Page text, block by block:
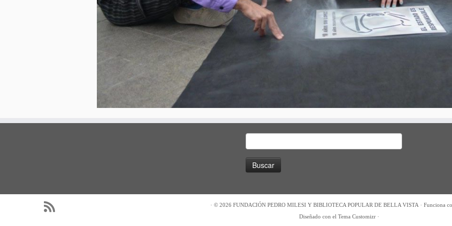
· © 2026 FUNDACIÓN PEDRO MILESI Y BIBLIOTECA POPULAR DE BELLA VISTA · Funciona
Diseñado con el Tema Customizr·